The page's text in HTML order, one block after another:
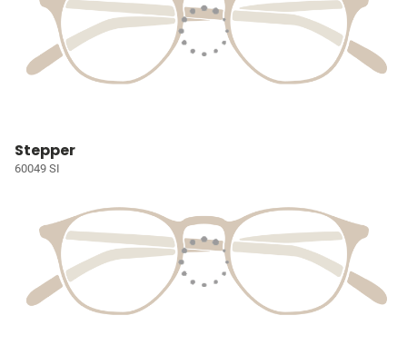
Stepper
60049 SI